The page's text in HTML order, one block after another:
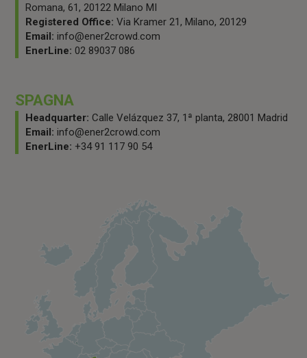
Romana, 61, 20122 Milano MI
Registered Office:Via Kramer 21, Milano, 20129
Email:info@ener2crowd.com
EnerLine:02 89037 086
SPAGNA
Headquarter:Calle Velázquez 37, 1ª planta, 28001 Madrid
Email:info@ener2crowd.com
EnerLine: +34 91 117 90 54